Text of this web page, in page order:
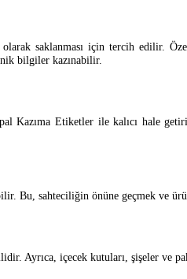
saklanması için tercih edilir.
bilgiler kazınabilir.
Etiketler ile kalıcı hale
Bu, sahteciliğin önüne geçmek
Ayrıca, içecek kutuları, şişeler ve